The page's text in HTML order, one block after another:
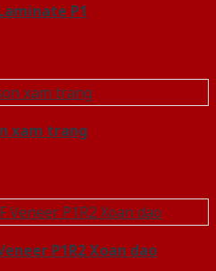
P1
xam trang
P1R2 Xoan dao